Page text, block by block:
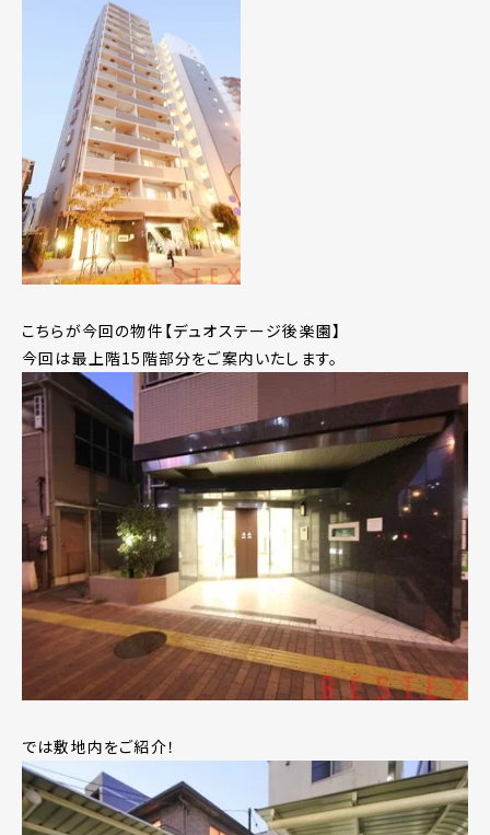
こちらが今回の物件【デュオステージ後楽園】
今回は最上階15階部分をご案内いたします。
では敷地内をご紹介！